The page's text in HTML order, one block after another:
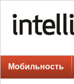
Мобильность